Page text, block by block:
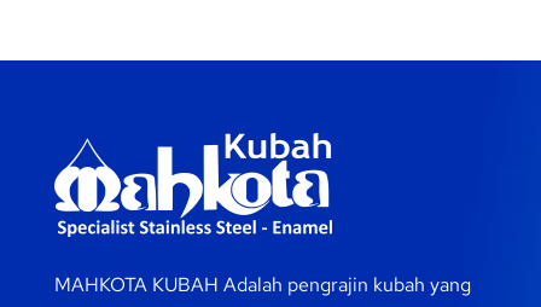
MAHKOTA KUBAH Adalah pengrajin kubah yang